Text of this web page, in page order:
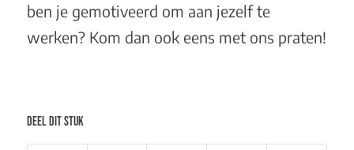
ben je gemotiveerd om aan jezelf te
werken? Kom dan ook eens met ons praten!
DEEL DIT STUK